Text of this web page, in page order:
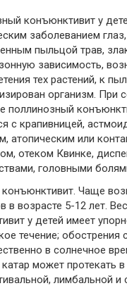
конъюнктивит у
заболеванием глаз,
пыльцой трав,
зависимость,
тех растений, к
организм. При
поллинозный
с крапивницей,
, атопическим или
, отеком Квинке,
головными
конъюнктивит. Чаще
в возрасте 5-12 лет.
у детей имеет
течение; обострения
в солнечное
может протекать в
лимбальной и